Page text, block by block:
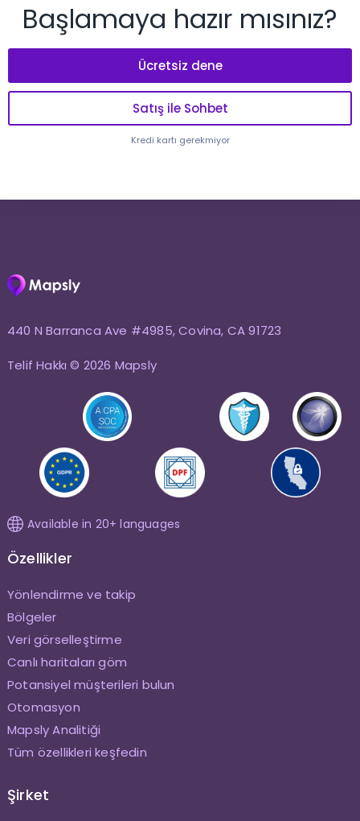
Başlamaya hazır mısınız?
Ücretsiz dene
Satış ile Sohbet
Kredi kartı gerekmiyor
440 N Barranca Ave #4985, Covina, CA 91723
Telif Hakkı © 2026 Mapsly
Available in 20+ languages
Özellikler
Yönlendirme ve takip
Bölgeler
Veri görselleştirme
Canlı haritaları göm
Potansiyel müşterileri bulun
Otomasyon
Mapsly Analitiği
Tüm özellikleri keşfedin
Şirket